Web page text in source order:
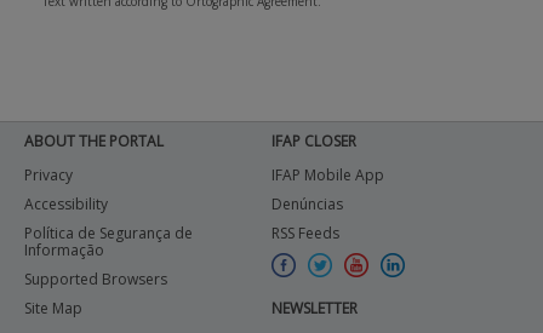
ABOUT THE PORTAL
Privacy
Accessibility
Política de Segurança de
Informação
Supported Browsers
Site Map
IFAP CLOSER
IFAP Mobile App
Denúncias
RSS Feeds
NEWSLETTER